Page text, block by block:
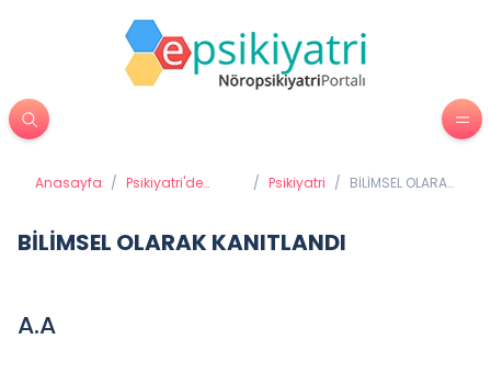
Anasayfa / Psikiyatri'de
/ Psikiyatri / BİLİMSEL OLARAK
BİLİMSEL OLARAK KANITLANDI
A.A